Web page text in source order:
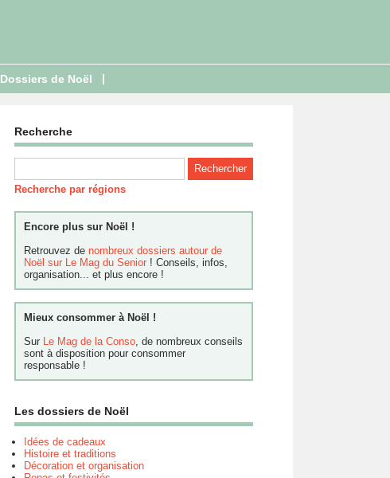
Dossiers de Noël |
Recherche
Recherche par régions
Encore plus sur Noël !
Retrouvez de nombreux dossiers autour de
Noël sur Le Mag du Senior ! Conseils, infos,
organisation... et plus encore !
Mieux consommer à Noël !
Sur Le Mag de la Conso, de nombreux conseils
sont à disposition pour consommer
responsable !
Les dossiers de Noël
Idées de cadeaux
Histoire et traditions
Décoration et organisation